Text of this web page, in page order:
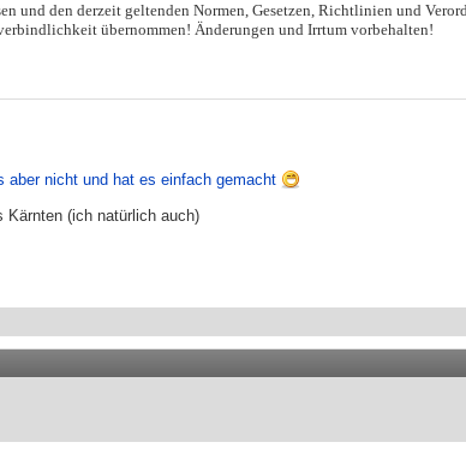
und den derzeit geltenden Normen, Gesetzen, Richtlinien und
übernommen! Änderungen und Irrtum vorbehalten!
aber nicht und hat es einfach gemacht
(ich natürlich auch)